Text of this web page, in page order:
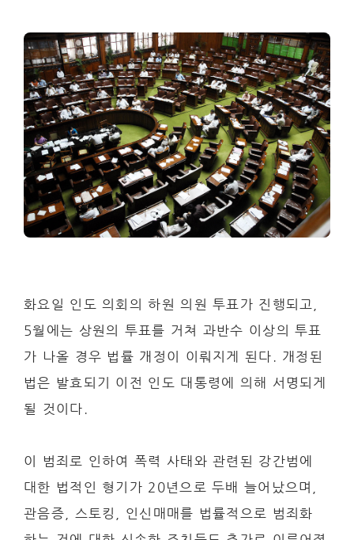
화요일 인도 의회의 하원 의원 투표가 진행되고,
5월에는 상원의 투표를 거쳐 과반수 이상의 투표
가 나올 경우 법률 개정이 이뤄지게 된다. 개정된
법은 발효되기 이전 인도 대통령에 의해 서명되게
될 것이다.
이 범죄로 인하여 폭력 사태와 관련된 강간범에
대한 법적인 형기가 20년으로 두배 늘어났으며,
관음증, 스토킹, 인신매매를 법률적으로 범죄화